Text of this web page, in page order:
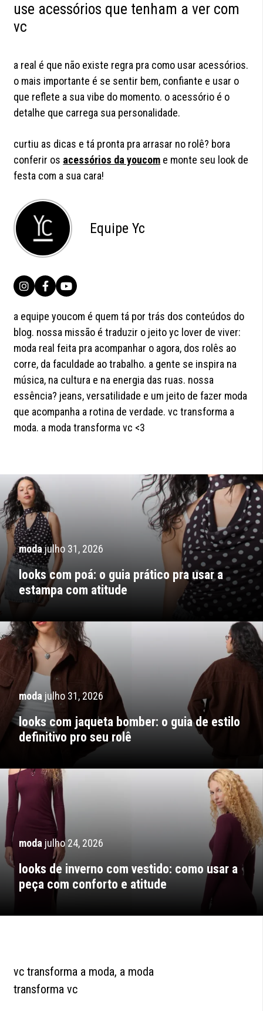
use acessórios que tenham a ver com
vc
a real é que não existe regra pra como usar acessórios.
o mais importante é se sentir bem, confiante e usar o
que reflete a sua vibe do momento. o acessório é o
detalhe que carrega sua personalidade.
curtiu as dicas e tá pronta pra arrasar no rolê? bora
conferir os acessórios da youcom e monte seu look de
festa com a sua cara!
Equipe Yc
a equipe youcom é quem tá por trás dos conteúdos do
blog. nossa missão é traduzir o jeito yc lover de viver:
moda real feita pra acompanhar o agora, dos rolês ao
corre, da faculdade ao trabalho. a gente se inspira na
música, na cultura e na energia das ruas. nossa
essência? jeans, versatilidade e um jeito de fazer moda
que acompanha a rotina de verdade. vc transforma a
moda. a moda transforma vc <3
modajulho 31, 2026
looks com poá: o guia prático pra usar a
estampa com atitude
moda julho 31, 2026
looks com jaqueta bomber: o guia de estilo
definitivo pro seu rolê
moda julho 24, 2026
looks de inverno com vestido: como usar a
peça com conforto e atitude
vc transforma a moda, a moda
transforma vc